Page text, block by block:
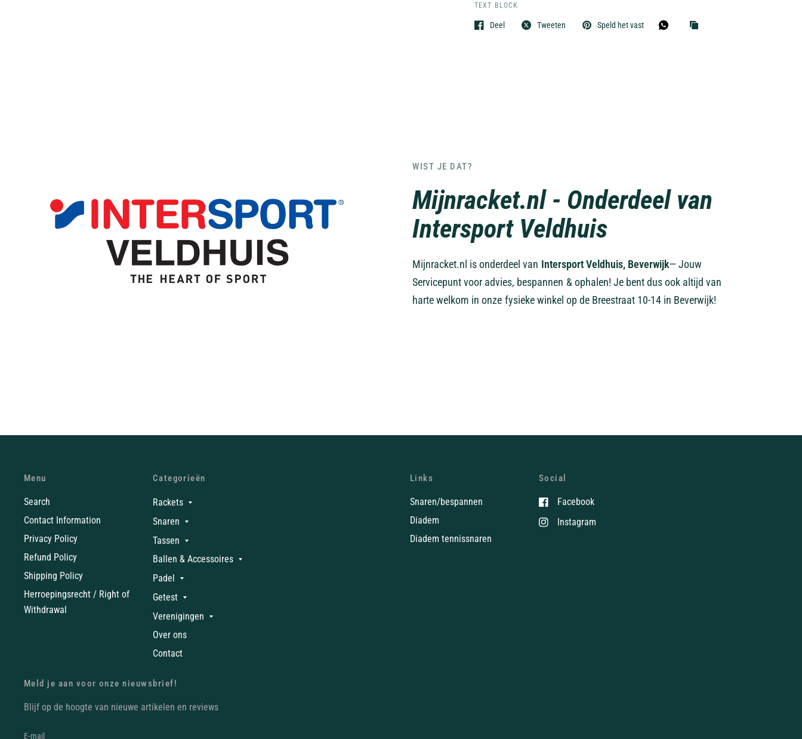
TEXT BLOCK
Deel Tweeten Speld het vast
WIST JE DAT?
Mijnracket.nl - Onderdeel van
Intersport Veldhuis
Mijnracket.nl is onderdeel van Intersport Veldhuis, Beverwijk— Jouw
Servicepunt voor advies, bespannen & ophalen! Je bent dus ook altijd van
harte welkom in onze fysieke winkel op de Breestraat 10-14 in Beverwijk!
Menu
Search
Contact Information
Privacy Policy
Refund Policy
Shipping Policy
Herroepingsrecht / Right of
Withdrawal
Categorieën
Rackets
Snaren
Tassen
Ballen & Accessoires
Padel
Getest
Verenigingen
Over ons
Contact
Links
Snaren/bespannen
Diadem
Diadem tennissnaren
Social
Facebook
Instagram
Meld je aan voor onze nieuwsbrief!
Blijf op de hoogte van nieuwe artikelen en reviews
E‑mail